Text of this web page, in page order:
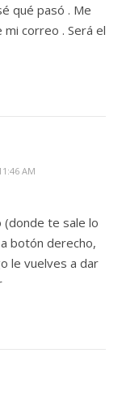
qué pasó . Me
correo . Será el
AM
te sale lo
botón derecho,
le vuelves a dar